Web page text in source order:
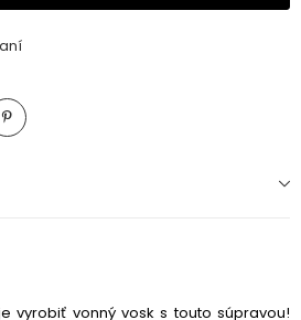
vyrobiť vonný vosk s touto súpravou!